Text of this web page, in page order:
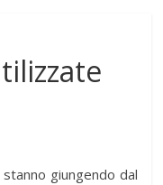
giungendo dal